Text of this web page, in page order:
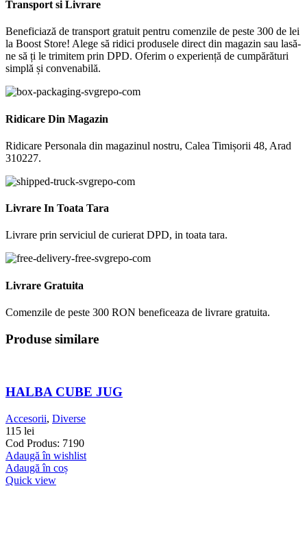
Transport si Livrare
Beneficiază de transport gratuit pentru comenzile de peste 300 de lei
la Boost Store! Alege să ridici produsele direct din magazin sau lasă-
ne să ți le trimitem prin DPD. Oferim o experiență de cumpărături
simplă și convenabilă.
Ridicare Din Magazin
Ridicare Personala din magazinul nostru, Calea Timișorii 48, Arad
310227.
Livrare In Toata Tara
Livrare prin serviciul de curierat DPD, in toata tara.
Livrare Gratuita
Comenzile de peste 300 RON beneficeaza de livrare gratuita.
Produse similare
HALBA CUBE JUG
Accesorii, Diverse
115 lei
Cod Produs: 7190
Adaugă în wishlist
Adaugă în coș
Quick view